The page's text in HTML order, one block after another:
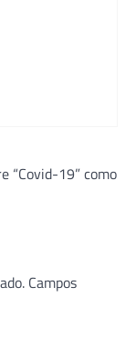
“Covid-19” como
Campos